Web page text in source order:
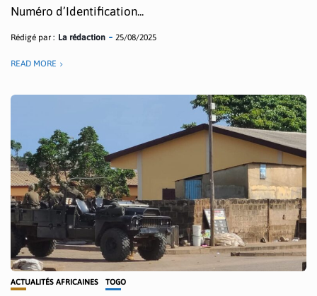
Numéro d’Identification...
Rédigé par : La rédaction 25/08/2025
READ MORE
ACTUALITÉS AFRICAINES TOGO